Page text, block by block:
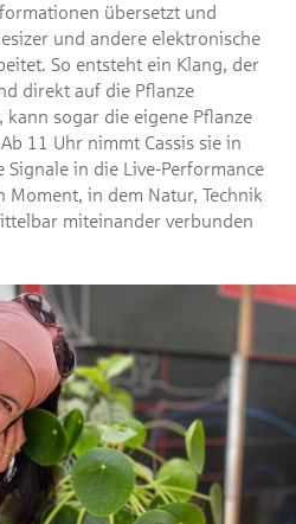
übersetzt und
und andere elektronische
So entsteht ein Klang, der
direkt auf die Pflanze
sogar die eigene Pflanze
11 Uhr nimmt Cassis sie in
in die Live-Performance
Moment, in dem Natur, Technik
miteinander verbunden